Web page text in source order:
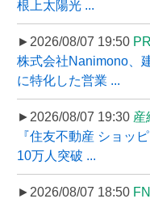
根上太陽光 ...
►2026/08/07 19:50
株式会社Nanimono、
に特化した営業 ...
►2026/08/07 19:30 産
『住友不動産 ショッ
10万人突破 ...
►2026/08/07 18:50